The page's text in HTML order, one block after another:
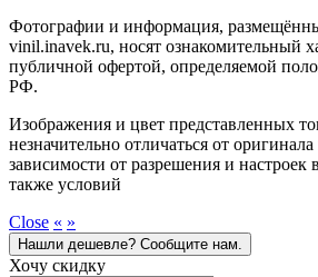
Фотографии и информация,
vinil.inavek.ru, носят ознакомительный
публичной офертой, определяемой
РФ.
Изображения и цвет представленных
незначительно отличаться от
зависимости от разрешения и настроек
также условий
Close « »
Нашли дешевле? Сообщите нам.
Хочу скидку